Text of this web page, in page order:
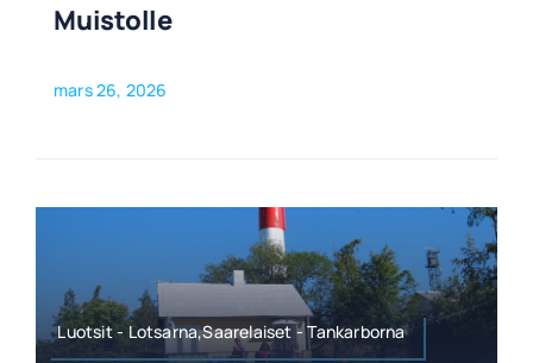
Muistolle
mars 26, 2026
Luotsit - Lotsarna,Saarelaiset - Tankarborna